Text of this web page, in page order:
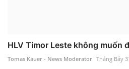
HLV Timor Leste không muốn
Tomas Kauer - News Moderator Tháng Bảy